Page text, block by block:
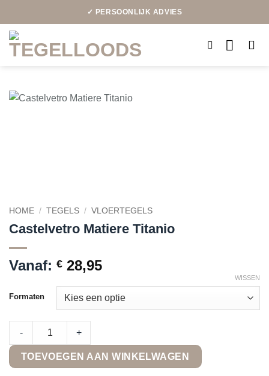
naar
inhoud
✓ PERSOONLIJK ADVIES
HOME / TEGELS / VLOERTEGELS
Castelvetro Matiere Titanio
Vanaf: € 28,95
Formaten
WISSEN
Castelvetro Matiere Titanio quantity
- +
TOEVOEGEN AAN WINKELWAGEN